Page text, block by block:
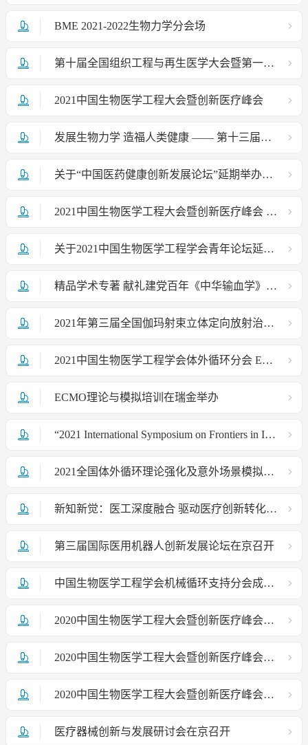
BME 2021-2022生物力学分会场
第十届全国组织工程与再生医学大会暨第一届全国再生医学产业“星星之火”创业大赛（第一轮通知）
2021中国生物医学工程大会暨创新医疗峰会
发展生物力学 造福人类健康 —— 第十三届全国生物力学学术会议在贵阳成功召开
关于“中国医药健康创新发展论坛”延期举办的通知
2021中国生物医学工程大会暨创新医疗峰会 关于延长论文截止日期的通知
关于2021中国生物医学工程学会青年论坛延期举行的通知
精品学术专著 献礼建党百年《中华输血学》（第2版）新书发布会暨输血医学前沿论坛——向建党100周年献礼大会
2021年第三届全国伽玛射束立体定向放射治疗学术年会暨国家“十三五”重点研发计划项目总结会
2021中国生物医学工程学会体外循环分会 ECMO理论与模拟培训班（深圳站）
ECMO理论与模拟培训在瑞金举办
“2021 International Symposium on Frontiers in Immunology —From Basic Research to Translational Medicine”
2021全国体外循环理论强化及意外场景模拟培训班
新知新觉：医工深度融合 驱动医疗创新转化——专家有话说！
第三届国际医用机器人创新发展论坛在京召开
中国生物医学工程学会机械循环支持分会成立大会在深圳成功举办
2020中国生物医学工程大会暨创新医疗峰会——中国生物医学工程学会成立40周年庆
2020中国生物医学工程大会暨创新医疗峰会分论坛-医工融合中的生物力学前沿问题
2020中国生物医学工程大会暨创新医疗峰会在京召开
医疗器械创新与发展研讨会在京召开